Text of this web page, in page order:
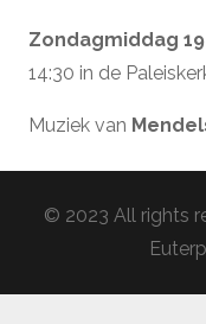
Zondagmiddag
14:30 in de
Muziek van
© 2023 All rights